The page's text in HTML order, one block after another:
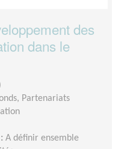
des
dans le
Partenariats
A définir ensemble